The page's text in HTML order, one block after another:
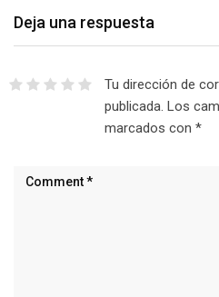
Deja una respuesta
Tu dirección de
publicada. Los
marcados con *